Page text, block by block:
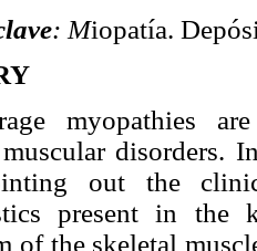
: Miopatía.
myopathies
disorders.
out the
present in
of the skeletal